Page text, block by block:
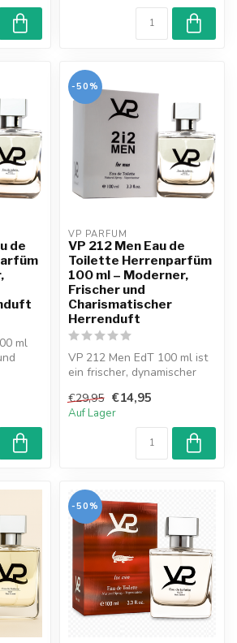
de
ml
-50%
VP PARFUM
VP 212 Men Eau de
Toilette Herrenparfüm
100 ml – Moderner,
Frischer und
Charismatischer
Herrenduft
VP 212 Men EdT 100 ml ist
ein frischer, dynamischer
und langanhaltender Duft
für...
€29,95 €14,95
Auf Lager
-50%